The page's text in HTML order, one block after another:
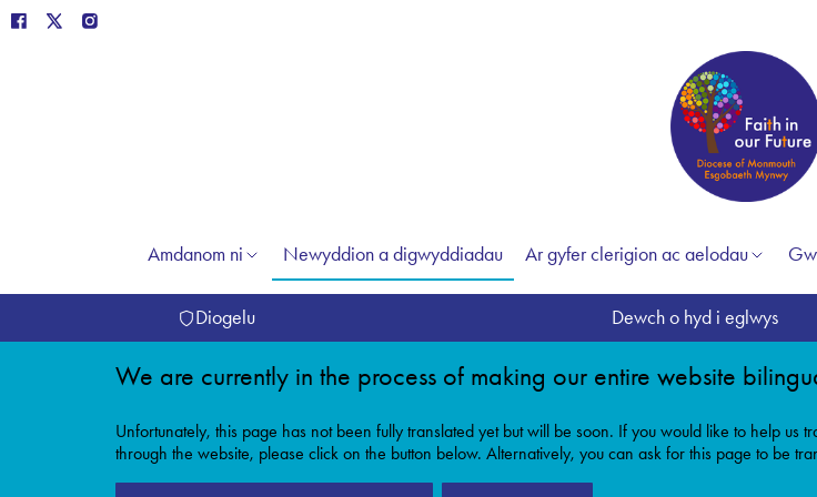
Amdanom ni Newyddion a digwyddiadau Ar gyfer clerigion ac aelodau
Diogelu Dewch o hyd i eglwys
We are currently in the process of making our entire website
Unfortunately, this page has not been fully translated yet but will be soon. If you would like to help
through the website, please click on the button below. Alternatively, you can ask for this page to be